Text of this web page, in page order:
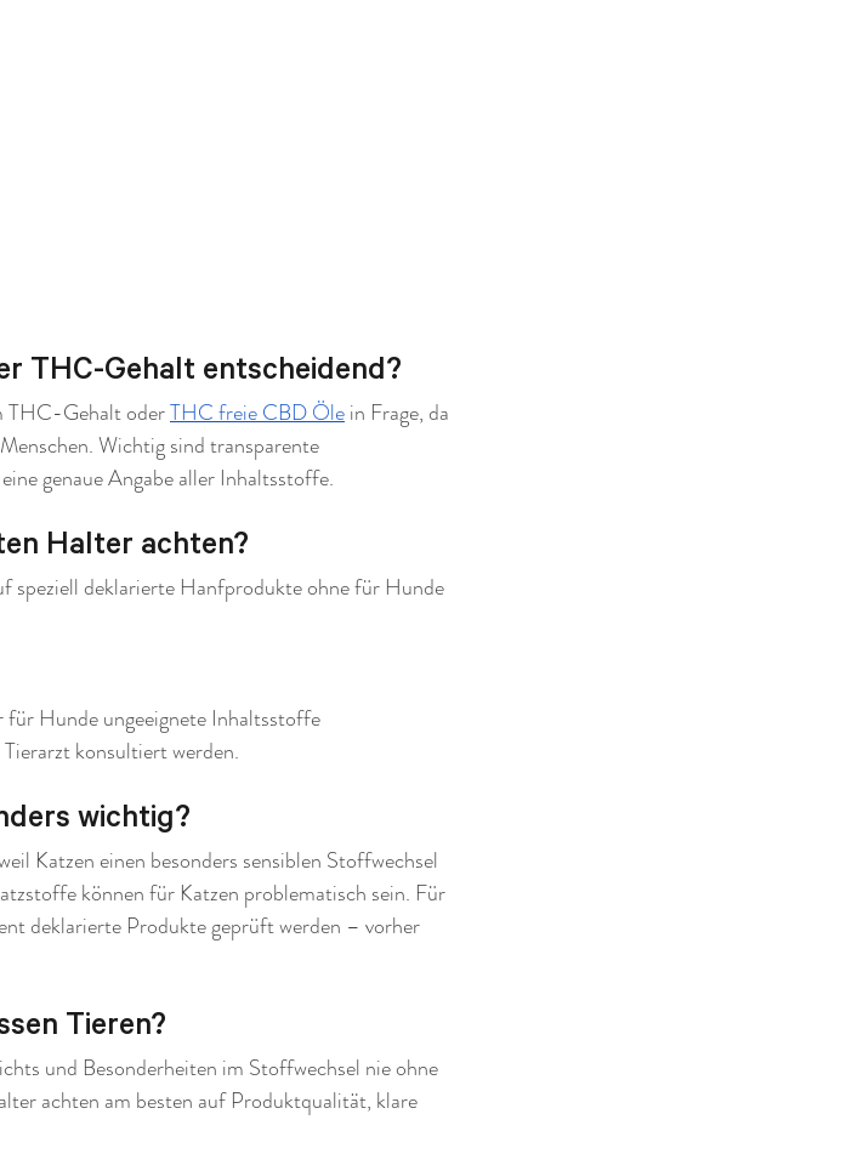
THC-Gehalt entscheidend?
THC-Gehalt oder THC freie CBD Öle in Frage, da
Wichtig sind transparente
genaue Angabe aller Inhaltsstoffe.
Halter achten?
speziell deklarierte Hanfprodukte ohne für Hunde
für Hunde ungeeignete Inhaltsstoffe
konsultiert werden.
wichtig?
Katzen einen besonders sensiblen Stoffwechsel
können für Katzen problematisch sein. Für
deklarierte Produkte geprüft werden – vorher
Tieren?
und Besonderheiten im Stoffwechsel nie ohne
achten am besten auf Produktqualität, klare